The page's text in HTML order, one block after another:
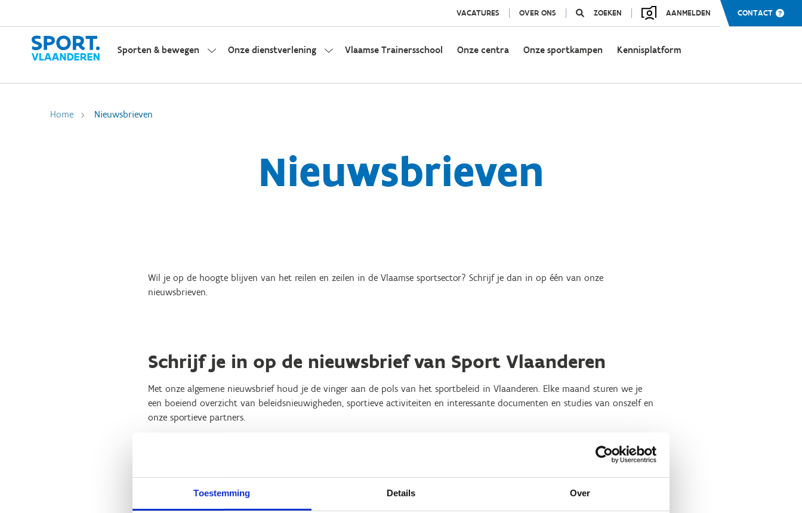
Toestemming Details Over
VACATURES OVER ONS ZOEKEN AANMELDEN CONTACT
Sporten & bewegen Onze dienstverlening Vlaamse Trainersschool Onze centra Onze sportkampen Kennisplatform
Home Nieuwsbrieven
Nieuwsbrieven
Wil je op de hoogte blijven van het reilen en zeilen in de Vlaamse sportsector? Schrijf je dan in op één van onze
nieuwsbrieven.
Schrijf je in op de nieuwsbrief van Sport Vlaanderen
Met onze algemene nieuwsbrief houd je de vinger aan de pols van het sportbeleid in Vlaanderen. Elke maand sturen we je
een boeiend overzicht van beleidsnieuwigheden, sportieve activiteiten en interessante documenten en studies van onszelf en
onze sportieve partners.